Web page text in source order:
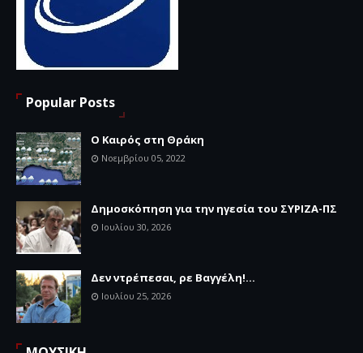
Popular Posts
Ο Καιρός στη Θράκη
Νοεμβρίου 05, 2022
Δημοσκόπηση για την ηγεσία του ΣΥΡΙΖΑ-ΠΣ
Ιουλίου 30, 2026
Δεν ντρέπεσαι, ρε Βαγγέλη!...
Ιουλίου 25, 2026